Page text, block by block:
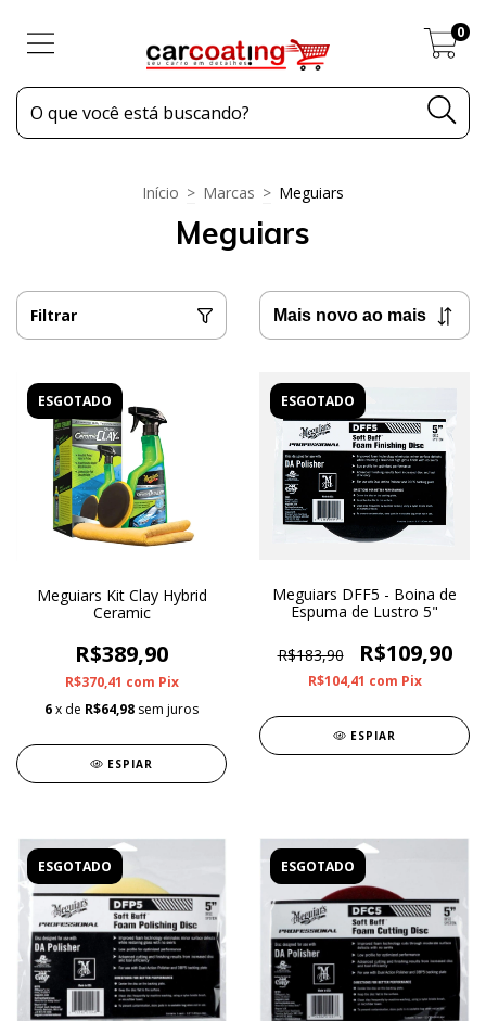
0
Início > Marcas > Meguiars
Meguiars
Filtrar
ESGOTADO
Meguiars Kit Clay Hybrid
Ceramic
R$389,90
R$370,41 com Pix
6x de R$64,98 sem juros
ESPIAR
ESGOTADO
Meguiars DFF5 - Boina de
Espuma de Lustro 5"
R$183,90 R$109,90
R$104,41 com Pix
ESPIAR
ESGOTADO ESGOTADO